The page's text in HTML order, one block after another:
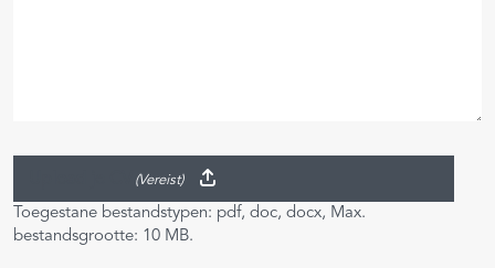
(Vereist)
Toegestane bestandstypen: pdf, doc, docx, Max.
bestandsgrootte: 10 MB.